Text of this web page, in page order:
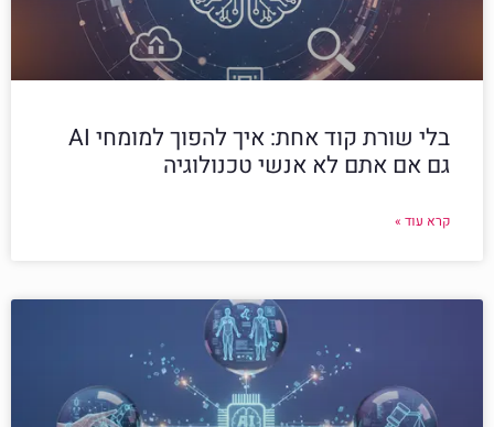
בלי שורת קוד אחת: איך להפוך למומחי AI
גם אם אתם לא אנשי טכנולוגיה
קרא עוד »